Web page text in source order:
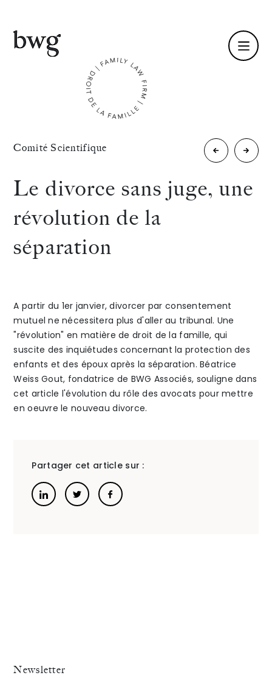
Actualités
The Alliance
Honoraires
Linkedin
La
familiale
»
«
Le
Comité Scientifique
Le divorce sans juge, une
révolution de la
séparation
A partir du 1er janvier, divorcer par consentement
mutuel ne nécessitera plus d'aller au tribunal. Une
"révolution" en matière de droit de la famille, qui
suscite des inquiétudes concernant la protection des
enfants et des époux après la séparation. Béatrice
Weiss Gout, fondatrice de BWG Associés, souligne dans
cet article l'évolution du rôle des avocats pour mettre
en oeuvre le nouveau divorce.
Partager cet article sur :
Newsletter